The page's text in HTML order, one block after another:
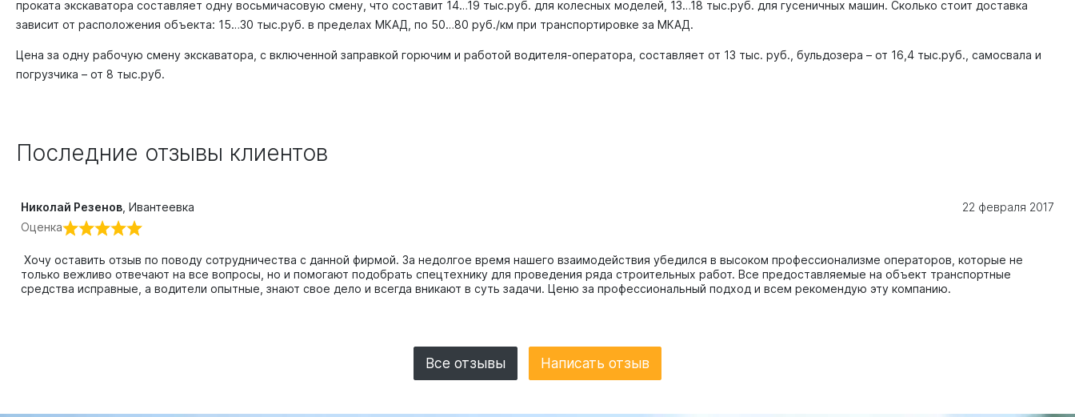
проката экскаватора составляет одну восьмичасовую смену, что составит 14…19 тыс.руб. для колесных моделей, 13…18 тыс.руб. для гусеничных машин. Сколько стоит доставка
зависит от расположения объекта: 15…30 тыс.руб. в пределах МКАД, по 50…80 руб./км при транспортировке за МКАД.
Цена за одну рабочую смену экскаватора, с включенной заправкой горючим и работой водителя-оператора, составляет от 13 тыс. руб., бульдозера – от 16,4 тыс.руб., самосвала и
погрузчика – от 8 тыс.руб.
Последние отзывы клиентов
Николай Резенов Ивантеевка
22 февраля 2017
Оценка
Хочу оставить отзыв по поводу сотрудничества с данной фирмой. За недолгое время нашего взаимодействия убедился в высоком профессионализме операторов, которые не
только вежливо отвечают на все вопросы, но и помогают подобрать спецтехнику для проведения ряда строительных работ. Все предоставляемые на объект транспортные
средства исправные, а водители опытные, знают свое дело и всегда вникают в суть задачи. Ценю за профессиональный подход и всем рекомендую эту компанию.
Все отзывы Написать отзыв